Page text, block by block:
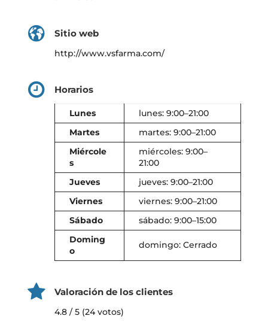
Sitio web
http://www.vsfarma.com/
Horarios
Lunes
lunes: 9:00–21:00
Martes
martes: 9:00–21:00
Miércole
s
miércoles: 9:00–
21:00
Jueves
jueves: 9:00–21:00
Viernes
viernes: 9:00–21:00
Sábado
sábado: 9:00–15:00
Doming
o
domingo: Cerrado
Valoración de los clientes
4.8 / 5 (24 votos)